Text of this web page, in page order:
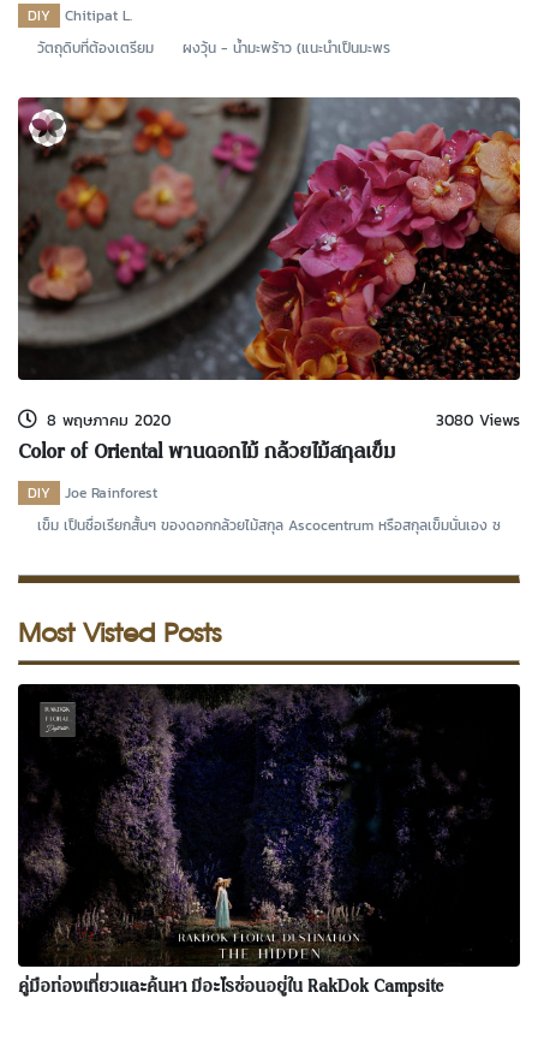
DIY
Chitipat L.
วัตถุดิบที่ต้องเตรียม ผงวุ้น - น้ำมะพร้าว (แนะนำเป็นมะพร
8 พฤษภาคม 2020 3080 Views
Color of Oriental พานดอกไม้ กล้วยไม้สกุลเข็ม
DIY
Joe Rainforest
เข็ม เป็นชื่อเรียกสั้นๆ ของดอกกล้วยไม้สกุล Ascocentrum หรือสกุลเข็มนั่นเอง ซ
Most Visted Posts
คู่มือท่องเที่ยวและค้นหา มีอะไรซ่อนอยู่ใน RakDok Campsite